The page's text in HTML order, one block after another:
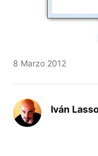
8 Marzo 2012
Iván